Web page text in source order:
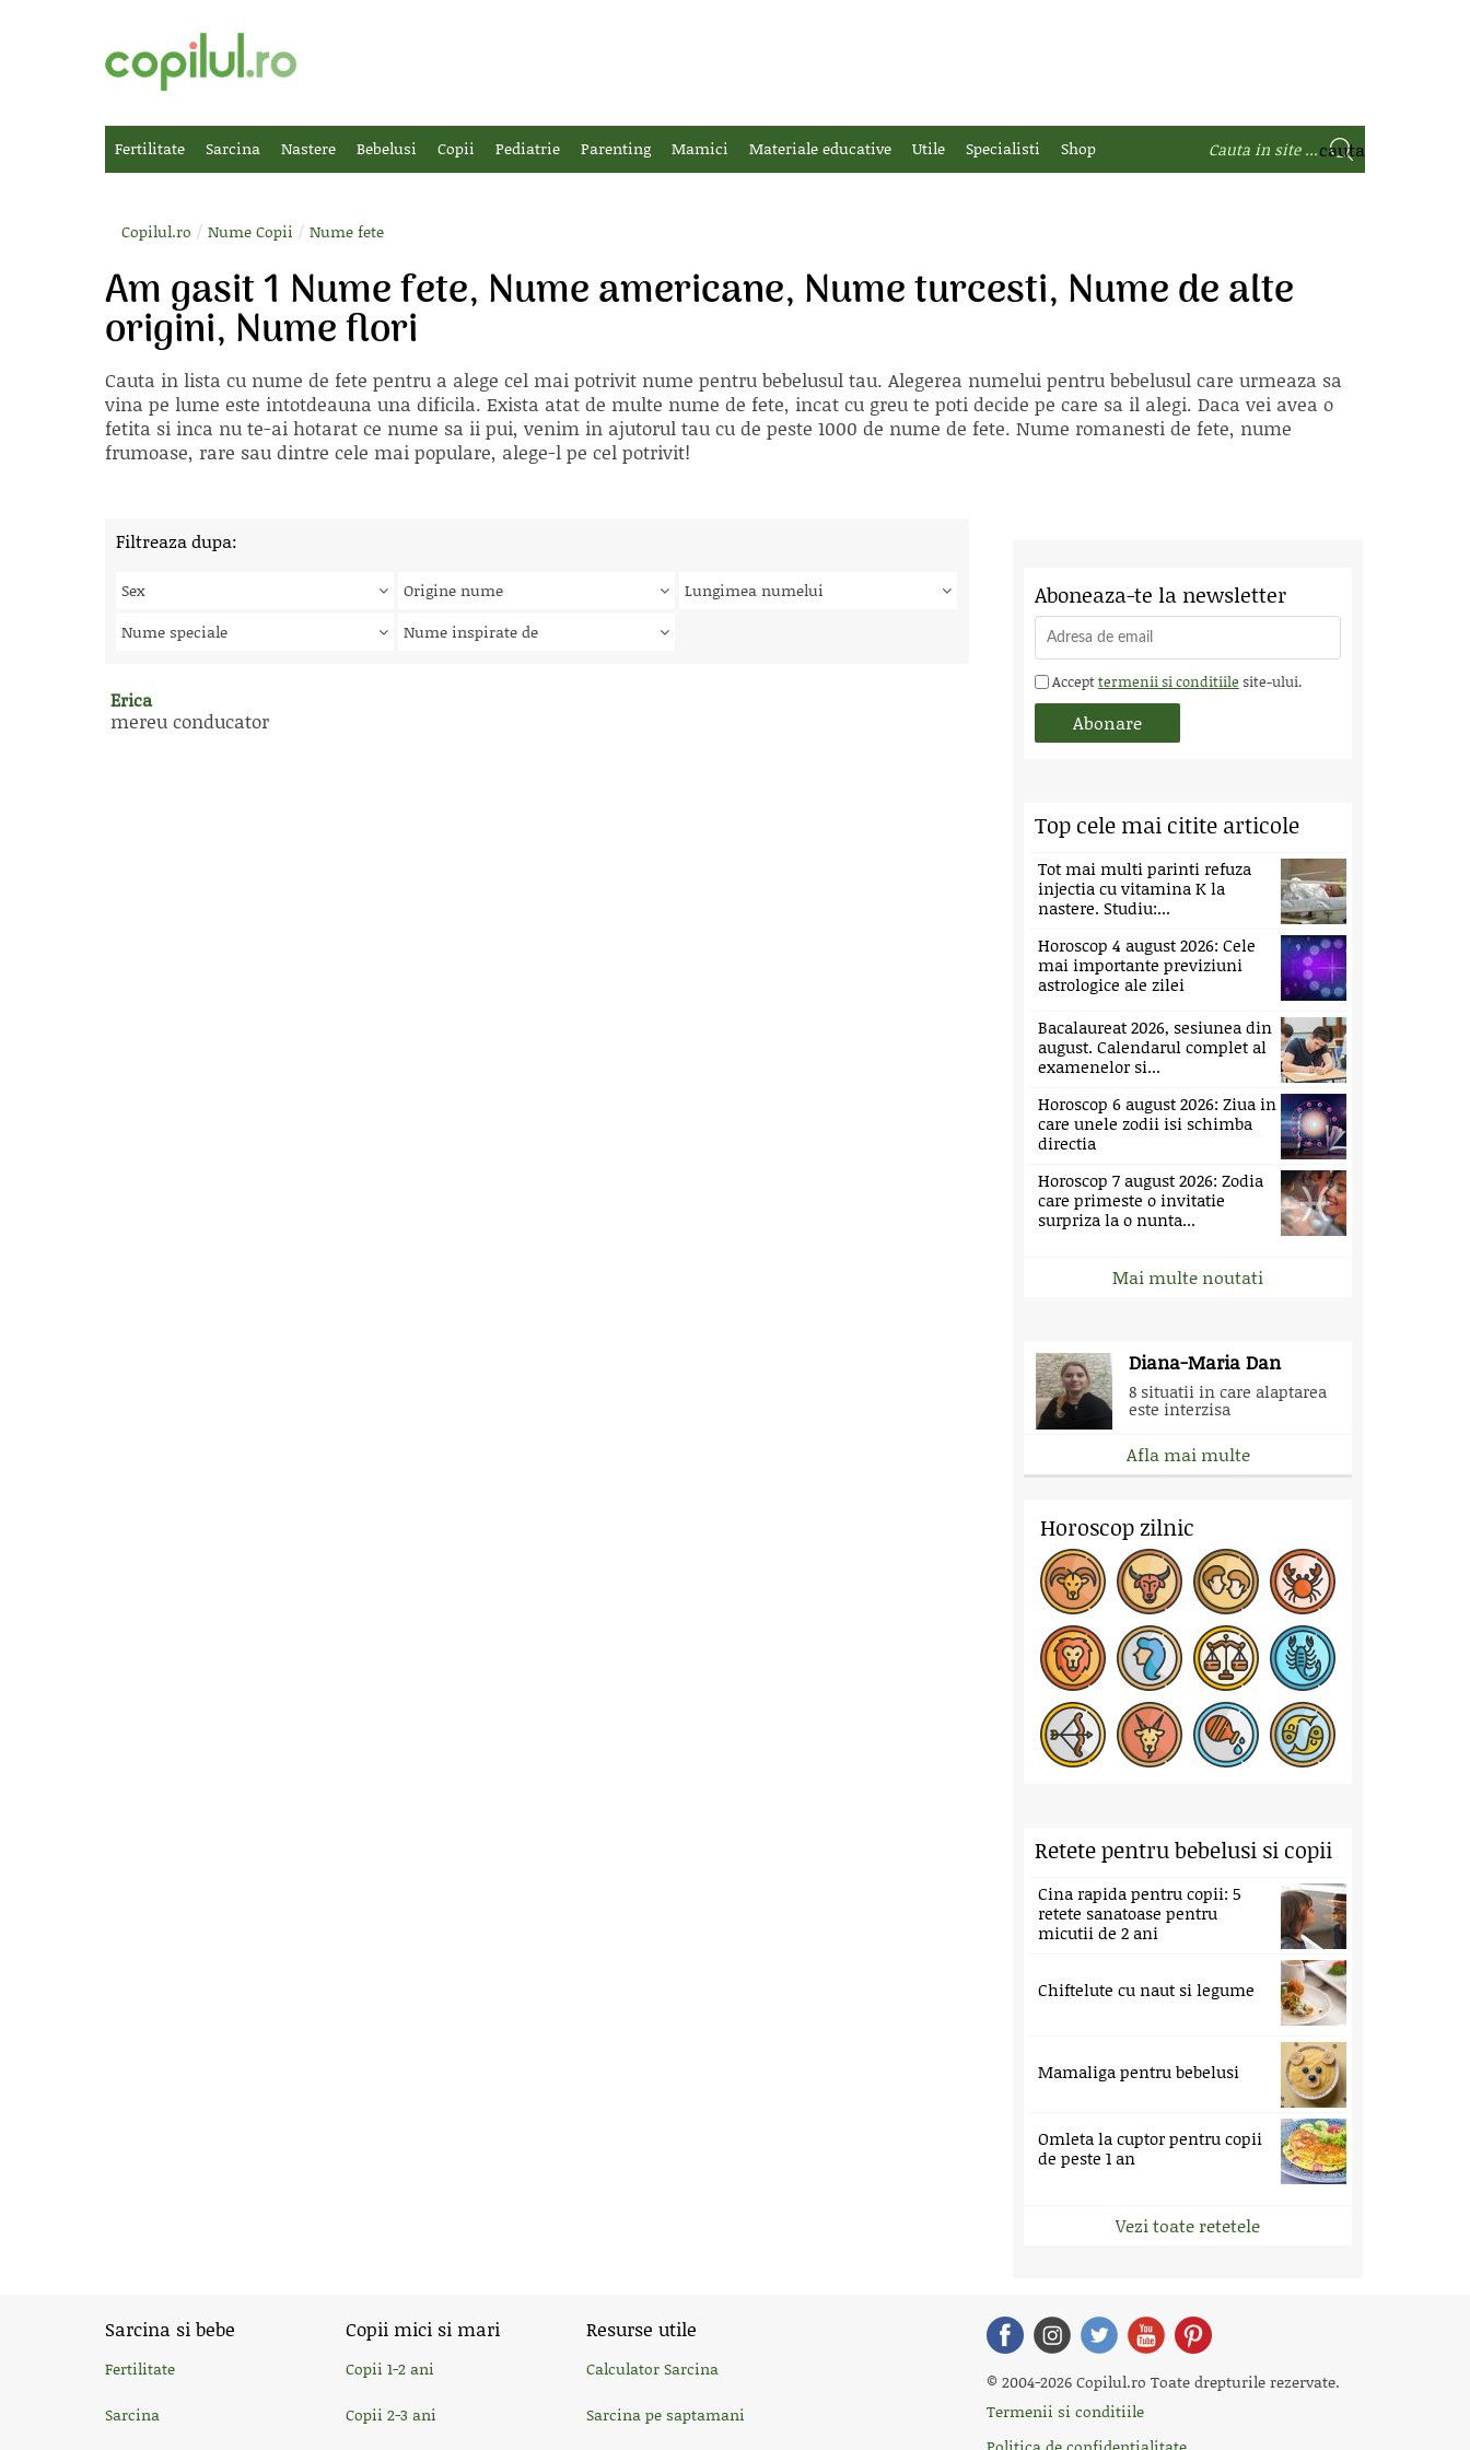
Fertilitate Sarcina Nastere Bebelusi Copii Pediatrie Parenting Mamici Materiale educative Utile Specialisti Shop
Copilul.ro / Nume Copii / Nume fete
Am gasit 1 Nume fete, Nume americane, Nume turcesti, Nume de alte
origini, Nume flori
Cauta in lista cu nume de fete pentru a alege cel mai potrivit nume pentru bebelusul tau. Alegerea numelui pentru bebelusul care urmeaza sa
vina pe lume este intotdeauna una dificila. Exista atat de multe nume de fete, incat cu greu te poti decide pe care sa il alegi. Daca vei avea o
fetita si inca nu te-ai hotarat ce nume sa ii pui, venim in ajutorul tau cu de peste 1000 de nume de fete. Nume romanesti de fete, nume
frumoase, rare sau dintre cele mai populare, alege-l pe cel potrivit!
Filtreaza dupa:
Sex Origine nume
Lungimea numelui
Nume speciale
Nume inspirate de
Erica
mereu conducator
Aboneaza-te la newsletter
Accepttermenii si conditiile site-ului.
Top cele mai citite articole
Tot mai multi parinti refuza
injectia cu vitamina K la
nastere. Studiu:...
Horoscop 4 august 2026: Cele
mai importante previziuni
astrologice ale zilei
Bacalaureat 2026, sesiunea din
august. Calendarul complet al
examenelor si...
Horoscop 6 august 2026: Ziua in
care unele zodii isi schimba
directia
Horoscop 7 august 2026: Zodia
care primeste o invitatie
surpriza la o nunta...
Mai multe noutati
Diana-Maria Dan
8 situatii in care alaptarea
este interzisa
Afla mai multe
Horoscop zilnic
Retete pentru bebelusi si copii
Cina rapida pentru copii: 5
retete sanatoase pentru
micutii de 2 ani
Chiftelute cu naut si legume
Mamaliga pentru bebelusi
Omleta la cuptor pentru copii
de peste 1 an
Vezi toate retetele
Sarcina si bebe
Fertilitate
Sarcina
Copii mici si mari
Copii 1-2 ani
Copii 2-3 ani
Resurse utile
Calculator Sarcina
Sarcina pe saptamani
© 2004-2026 Copilul.ro Toate drepturile rezervate.
Termenii si conditiile